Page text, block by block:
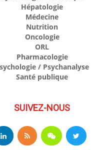
Hépatologie
Médecine
Nutrition
Oncologie
ORL
Pharmacologie
/ Psychanalyse
Santé publique
SUIVEZ-NOUS